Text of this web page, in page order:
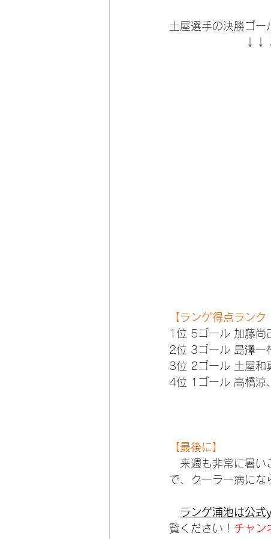
土屋選手の決勝ゴ
【ランゲ得点ランク
1位 5ゴール 加藤尚
2位 3ゴール 島澤一
3位 2ゴール 土屋和
4位 1ゴール 高橋涼
【最後に】
来週も非常に暑い
で、クーラー病にな
ランゲ浦池は公式
覧ください！ チャン